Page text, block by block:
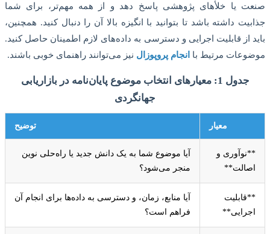
صنعت یا خلأهای پژوهشی پاسخ دهد و از همه مهم‌تر، برای شما
جذابیت داشته باشد تا بتوانید با انگیزه بالا آن را دنبال کنید. همچنین،
باید از قابلیت اجرایی و دسترسی به داده‌های لازم اطمینان حاصل کنید.
موضوعات مرتیط با انجام پروپوزال نیز می‌توانند راهنمای خوبی باشند.
جدول 1: معیارهای انتخاب موضوع پایان‌نامه در بازاریابی
جهانگردی
معیار توضیح
**نوآوری و
اصالت**
آیا موضوع شما به یک دانش جدید یا راه‌حلی نوین
منجر می‌شود؟
**قابلیت
اجرایی**
آیا منابع، زمان، و دسترسی به داده‌ها برای انجام آن
فراهم است؟